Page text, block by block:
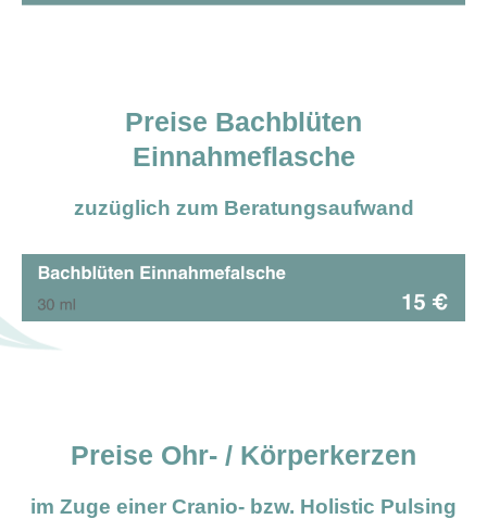
Preise Bachblüten
Einnahmeflasche
zuzüglich zum Beratungsaufwand
Preise Ohr- / Körperkerzen
im Zuge einer Cranio- bzw. Holistic Pulsing